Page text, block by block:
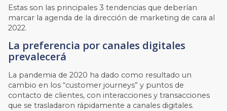
Estas son las principales 3 tendencias que deberían
marcar la agenda de la dirección de marketing de cara al
2022.
La preferencia por canales digitales
prevalecerá
La pandemia de 2020 ha dado como resultado un
cambio en los “customer journeys” y puntos de
contacto de clientes, con interacciones y transacciones
que se trasladaron rápidamente a canales digitales.